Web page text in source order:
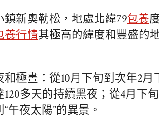
新奧勒松，地處北緯79包養
養行情其極高的緯度和豐盛的
極晝：從10月下旬到次年2月
多天的持續黑夜；從4月下
午夜太陽”的異景。